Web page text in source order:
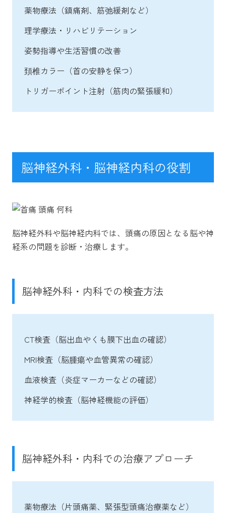
薬物療法（鎮痛剤、筋弛緩剤など）
理学療法・リハビリテーション
姿勢指導や生活習慣の改善
頚椎カラー（首の安静を保つ）
トリガーポイント注射（筋肉の緊張緩和）
脳神経外科・脳神経内科の役割
脳神経外科や脳神経内科では、頭痛の原因となる脳や神
経系の問題を診断・治療します。
脳神経外科・内科での検査方法
CT検査（脳出血やくも膜下出血の確認）
MRI検査（脳腫瘍や血管異常の確認）
血液検査（炎症マーカーなどの確認）
神経学的検査（脳神経機能の評価）
脳神経外科・内科での治療アプローチ
薬物療法（片頭痛薬、緊張型頭痛治療薬など）